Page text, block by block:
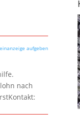
aufgeben
nach